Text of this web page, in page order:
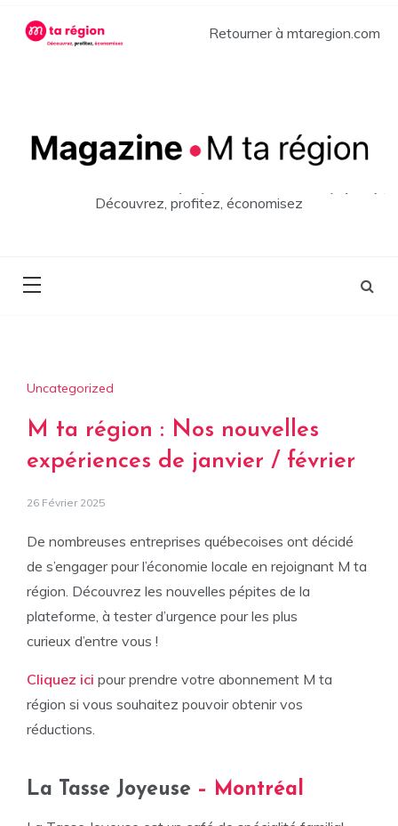
Retourner à mtaregion.com
Découvrez, profitez, économisez
Uncategorized
M ta région : Nos nouvelles
expériences de janvier / février
26 Février 2025
De nombreuses entreprises québecoises ont décidé
de s’engager pour l’économie locale en rejoignant M ta
région. Découvrez les nouvelles pépites de la
plateforme, à tester d’urgence pour les plus
curieux d’entre vous !
Cliquez ici pour prendre votre abonnement M ta
région si vous souhaitez pouvoir obtenir vos
réductions.
La Tasse Joyeuse – Montréal